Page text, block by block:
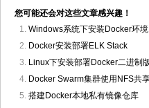
您可能还会对这些文章感兴趣！
Windows系统下安装Docker环境
Docker安装部署ELK Stack
Linux下安装部署Docker二进制
Docker Swarm集群使用NFS共
搭建Docker本地私有镜像仓库